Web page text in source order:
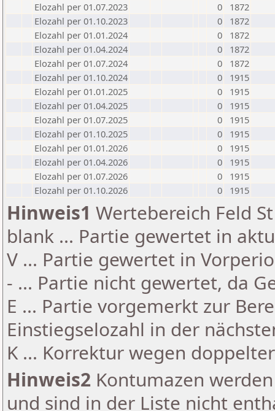
Elozahl per 01.07.2023
0
1872
Elozahl per 01.10.2023
0
1872
Elozahl per 01.01.2024
0
1872
Elozahl per 01.04.2024
0
1872
Elozahl per 01.07.2024
0
1872
Elozahl per 01.10.2024
0
1915
Elozahl per 01.01.2025
0
1915
Elozahl per 01.04.2025
0
1915
Elozahl per 01.07.2025
0
1915
Elozahl per 01.10.2025
0
1915
Elozahl per 01.01.2026
0
1915
Elozahl per 01.04.2026
0
1915
Elozahl per 01.07.2026
0
1915
Elozahl per 01.10.2026
0 1915
Hinweis1 Wertebereich Feld
blank ... Partie gewertet in
V ... Partie gewertet in
- ... Partie nicht gewertet, da
E ... Partie vorgemerkt zur
Einstiegselozahl in der
K ... Korrektur wegen
Hinweis2 Kontumazen
und sind in der Liste nicht